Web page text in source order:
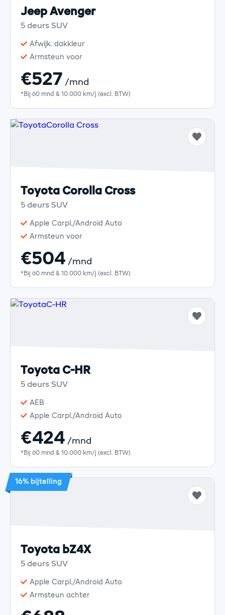
Jeep Avenger
5 deurs SUV
Afwijk. dakkleur
Armsteun voor
€527 /mnd
*Bij 60 mnd & 10.000 km/j (excl. BTW)
Toyota Corolla Cross
5 deurs SUV
Apple Carpl./Android Auto
Armsteun voor
€504 /mnd
*Bij 60 mnd & 10.000 km/j (excl. BTW)
Toyota C-HR
5 deurs SUV
AEB
Apple Carpl./Android Auto
€424 /mnd
*Bij 60 mnd & 10.000 km/j (excl. BTW)
16% bijtelling
Toyota bZ4X
5 deurs SUV
Apple Carpl./Android Auto
Armsteun achter